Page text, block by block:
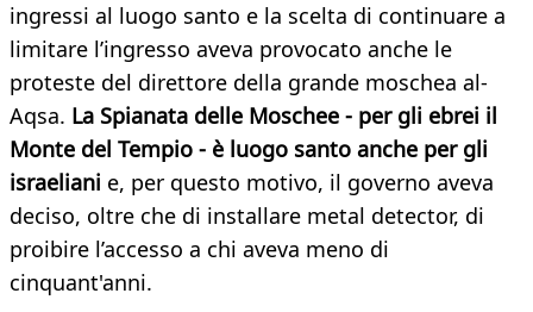
ingressi al luogo santo e la scelta di continuare a
limitare l’ingresso aveva provocato anche le
proteste del direttore della grande moschea al-
Aqsa. La Spianata delle Moschee - per gli ebrei il
Monte del Tempio - è luogo santo anche per gli
israeliani e, per questo motivo, il governo aveva
deciso, oltre che di installare metal detector, di
proibire l’accesso a chi aveva meno di
cinquant'anni.